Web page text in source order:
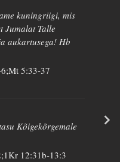
kuningriigi, mis
Jumalat Talle
aukartusega! Hb
5:33-37
Kõigekõrgemale
12:31b-13:3